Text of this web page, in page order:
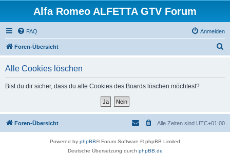
Alfa Romeo ALFETTA GTV Forum
FAQ Anmelden
Foren-Übersicht
Alle Cookies löschen
Bist du dir sicher, dass du alle Cookies des Boards löschen möchtest?
Foren-Übersicht Alle Zeiten sind UTC+01:00
Powered by phpBB® Forum Software © phpBB Limited
Deutsche Übersetzung durch phpBB.de